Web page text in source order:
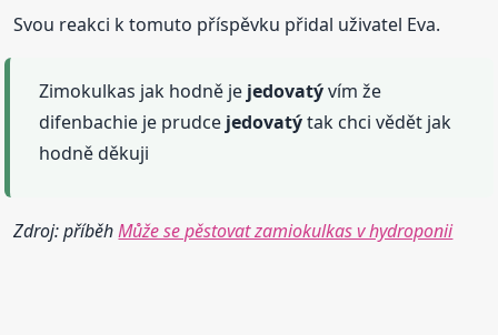
Svou reakci k tomuto příspěvku přidal uživatel Eva.
Zimokulkas jak hodně je jedovatývím že
difenbachie je prudce jedovatýtak chci vědět jak
hodně děkuji
Zdroj: příběhMůže se pěstovat zamiokulkas v hydroponii